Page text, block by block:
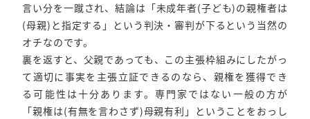
言い分を一蹴され、結論は「未成年者(子ども)の親権者は
(母親)と指定する」という判決・審判が下るという当然の
オチなのです。
裏を返すと、父親であっても、この主張枠組みにしたがっ
て適切に事実を主張立証できるのなら、親権を獲得でき
る可能性は十分あります。専門家ではない一般の方が
「親権は(有無を言わさず)母親有利」ということをおっし